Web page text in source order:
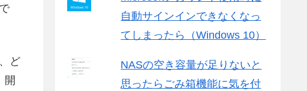
ど
開
自動サインインできなくなっ
てしまったら（Windows 10）
NASの空き容量が足りないと
思ったらごみ箱機能に気を付